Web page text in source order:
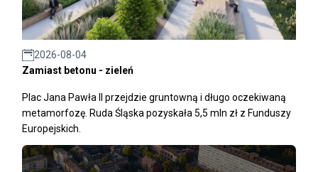
2026-08-04
Zamiast betonu - zieleń
Plac Jana Pawła II przejdzie gruntowną i długo oczekiwaną
metamorfozę. Ruda Śląska pozyskała 5,5 mln zł z Funduszy
Europejskich.